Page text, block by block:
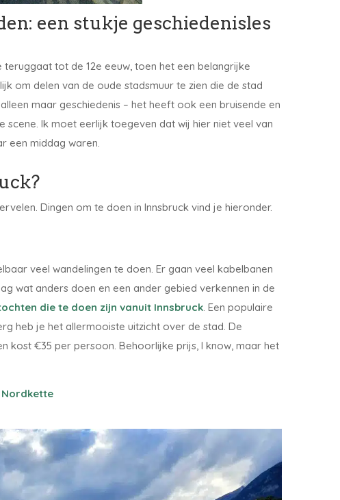
een stukje geschiedenisles
tot de 12e eeuw, toen het een belangrijke
om delen van de oude stadsmuur te zien die de stad
maar geschiedenis – het heeft ook een bruisende en
scene. Ik moet eerlijk toegeven dat wij hier niet veel van
een middag waren.
Dingen om te doen in Innsbruck vind je hieronder.
veel wandelingen te doen. Er gaan veel kabelbanen
wat anders doen en een ander gebied verkennen in de
die te doen zijn vanuit Innsbruck. Een populaire
heb je het allermooiste uitzicht over de stad. De
kost €35 per persoon. Behoorlijke prijs, I know, maar het